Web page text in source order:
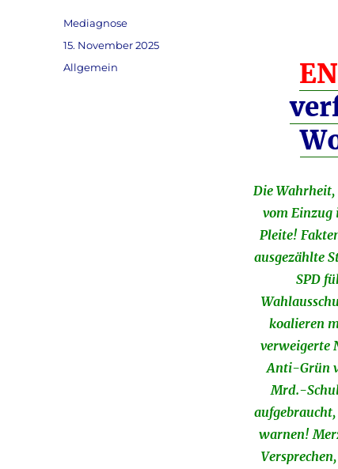
Die
vom Einzug
Pleite!
ausgezählte
SPD
koalieren
verweigerte
Anti-Grün
Mrd.-
warnen!
Autor
Mediagnose
Veröffentlicht
am
15. November 2025
Kategorien
Allgemein